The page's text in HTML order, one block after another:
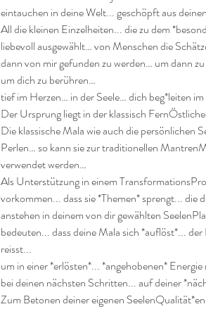
eintauchen in deine Welt... geschöpft aus
All die kleinen Einzelheiten... die zu dem
liebevoll ausgewählt… von Menschen die
dann von mir gefunden zu werden… um dann
um dich zu berühren…
tief im Herzen… in der Seele… dich beg*leiten
Der Ursprung liegt in der klassisch
Die klassische Mala wie auch die persönlichen
Perlen… so kann sie zur traditionellen
verwendet werden…
Als Unterstützung in einem
vorkommen... dass sie *Themen* sprengt... die
anstehen in deinem von dir gewählten
bedeuten... dass deine Mala sich *auflöst*...
reisst...
um in einer *erlösten*... *angehobenen*
bei deinen nächsten Schritten... auf deiner
Zum Betonen deiner eigenen